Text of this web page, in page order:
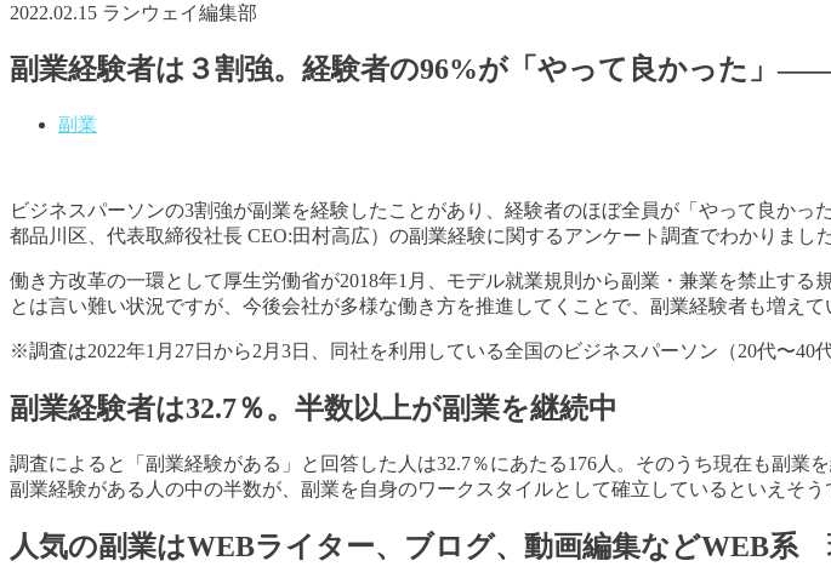
2022.02.15 ランウェイ編集部
副業経験者は３割強。経験者の96%が「やって良かった」
副業
ビジネスパーソンの3割強が副業を経験したことがあり、経験者のほぼ全員が「やって良か
都品川区、代表取締役社長 CEO:田村高広）の副業経験に関するアンケート調査でわかりました
働き方改革の一環として厚生労働省が2018年1月、モデル就業規則から副業・兼業を禁止す
とは言い難い状況ですが、今後会社が多様な働き方を推進してくことで、副業経験者も増え
※調査は2022年1月27日から2月3日、同社を利用している全国のビジネスパーソン（20代〜40
副業経験者は32.7％。半数以上が副業を継続中
調査によると「副業経験がある」と回答した人は32.7％にあたる176人。そのうち現在も副
副業経験がある人の中の半数が、副業を自身のワークスタイルとして確立しているといえそう
人気の副業はWEBライター、ブログ、動画編集などWEB系